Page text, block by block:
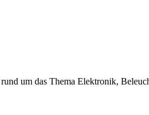
um das Thema Elektronik,